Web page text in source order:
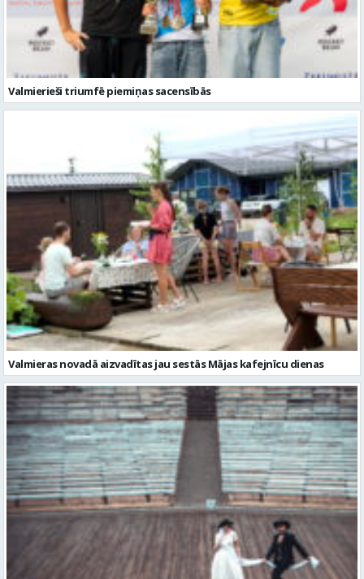
Valmierieši triumfē piemiņas sacensībās
Valmieras novadā aizvadītas jau sestās Mājas kafejnīcu dienas